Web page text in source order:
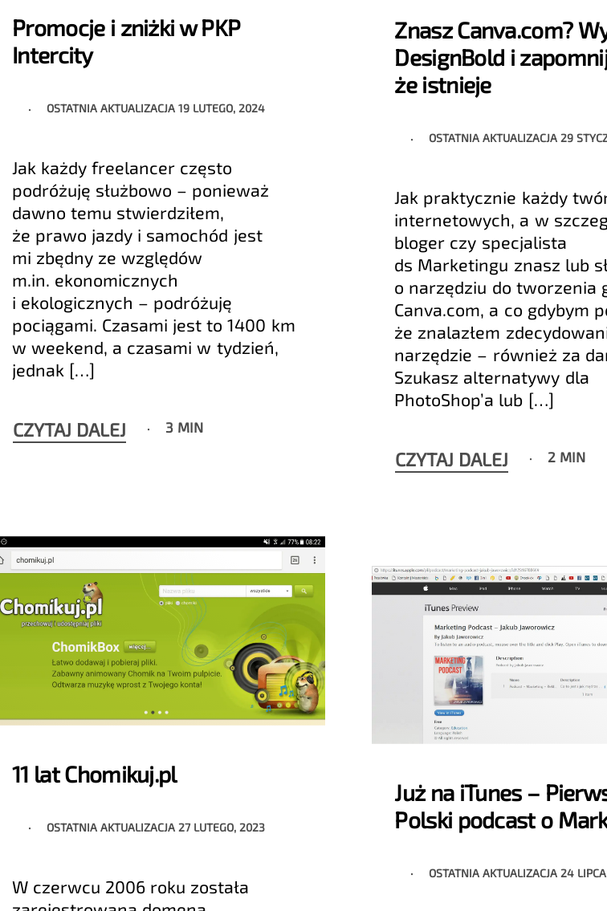
Promocje i zniżki w PKP
Intercity
OSTATNIA AKTUALIZACJA19 LUTEGO, 2024
Jak każdy freelancer często
podróżuję służbowo – ponieważ
dawno temu stwierdziłem,
że prawo jazdy i samochód jest
mi zbędny ze względów
m.in. ekonomicznych
i ekologicznych – podróżuję
pociągami. Czasami jest to 1400 km
w weekend, a czasami w tydzień,
jednak […]
CZYTAJ DALEJ 3 MIN
Znasz Canva.com?
DesignBold i
że istnieje
OSTATNIA AKTUALIZACJA 29
Jak praktycznie każdy
internetowych, a w
bloger czy specjalista
ds Marketingu znasz lub
o narzędziu do tworzenia
Canva.com, a co gdybym
że znalazłem
narzędzie – również za
Szukasz alternatywy dla
PhotoShop’a lub […]
CZYTAJ DALEJ 2 MIN
11 lat Chomikuj.pl
OSTATNIA AKTUALIZACJA 27 LUTEGO, 2023
W czerwcu 2006 roku została
Już na iTunes –
Polski podcast o
OSTATNIA AKTUALIZACJA 24